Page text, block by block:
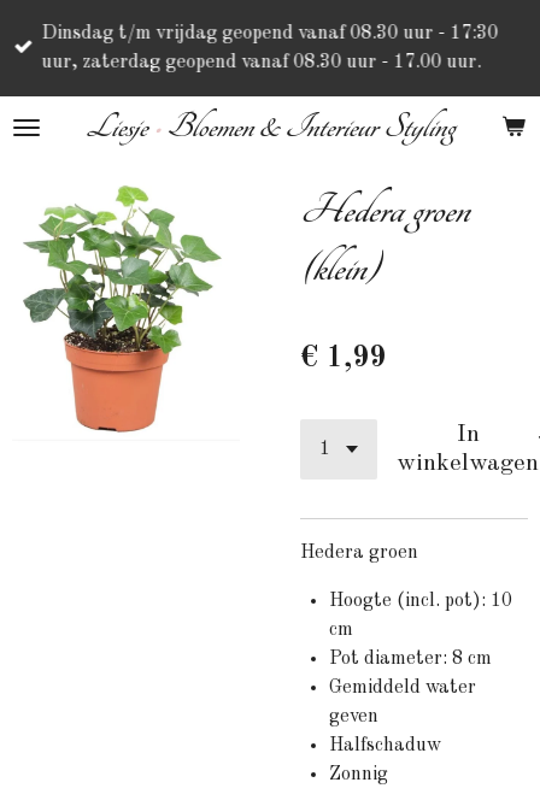
direct
hoofdinhoud
Liesje•Bloemen & Interieur Styling
Dinsdag t/m vrijdag geopend vanaf 08.30 uur - 17:30
uur, zaterdag geopend vanaf 08.30 uur - 17.00 uur.
Hedera groen
(klein)
€ 1,99
In
winkelwagen
Hedera groen
Hoogte (incl. pot): 10
cm
Pot diameter: 8 cm
Gemiddeld water
geven
Halfschaduw
Zonnig